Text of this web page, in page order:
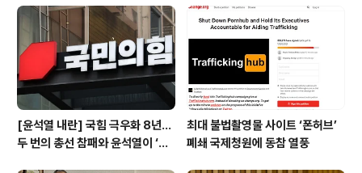
도 종종 발생한다. 최근에는 아시안을 향한 증오 표현과 관
련 범죄도 늘고있어 한인들도 각별한 주의가 요망된다. 주
님마음 캡스톤교회는 이와관련, 현직 토론토 한인 경찰..
[윤석열 내란] 국힘 극우화 8년…
두 번의 총선 참패와 윤석열이 ‘폭
최대 불법촬영물 사이트 ‘폰허브’
폐쇄 국제청원에 동참 열풍